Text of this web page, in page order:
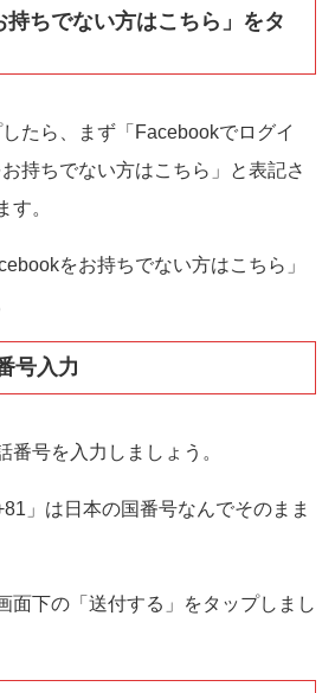
持ちでない方はこちら」をタ
たら、まず「Facebookでログイ
持ちでない方はこちら」と表記さ
す。
をお持ちでない方はこちら」
号入力
番号を入力しましょう。
」は日本の国番号なんでそのまま
面下の「送付する」をタップしまし